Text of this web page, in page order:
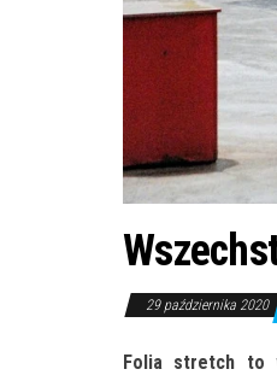
29 października 2020
Folia stretch to